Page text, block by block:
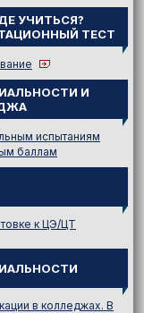
УЧИТЬСЯ?
ТЕСТ
И
испытаниям
баллам
к ЦЭ/ЦТ
в колледжах. В